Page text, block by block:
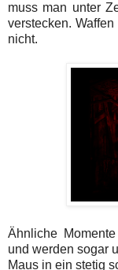
muss man unter
verstecken.
nicht.
Ähnliche
und werden sogar
Maus in ein stetig